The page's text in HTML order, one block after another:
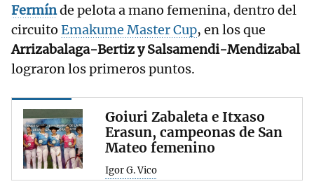
Fermínde pelota a mano femenina, dentro del
circuito Emakume Master Cup, en los que
Arrizabalaga-Bertiz y Salsamendi-Mendizabal
lograron los primeros puntos.
Goiuri Zabaleta e Itxaso
Erasun, campeonas de San
Mateo femenino
Igor G. Vico